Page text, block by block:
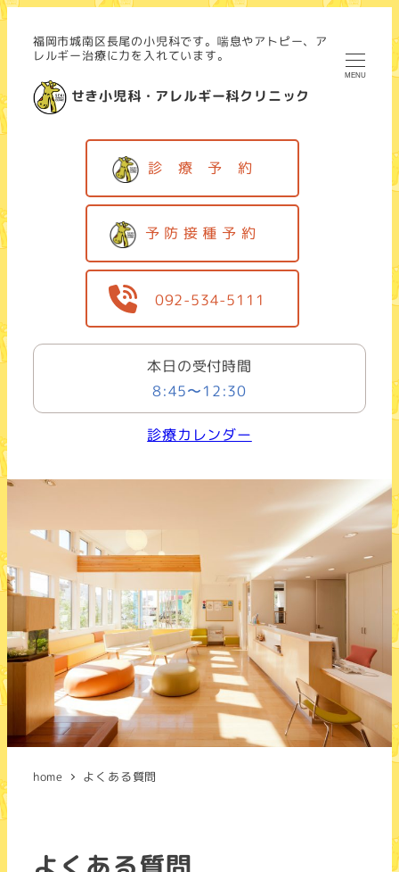
福岡市城南区長尾の小児科です。喘息やアトピー、ア
レルギー治療に力を入れています。
せき小児科・アレルギー科クリニック
MENU
診 療 予 約
予 防 接 種 予 約
092-534-5111
本日の受付時間
8:45〜12:30
診療カレンダー
home よくある質問